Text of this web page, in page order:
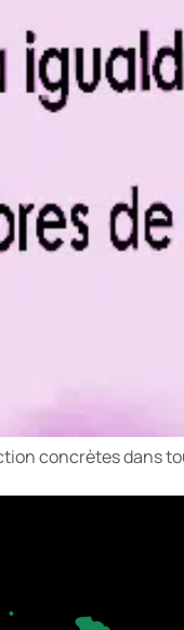
concrètes dans